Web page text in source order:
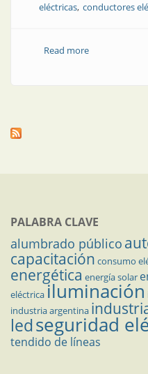
eléctricas conductores
Read moreabout
PALABRA CLAVE
alumbrado público
capacitación consumo
energética energía solar
eléctricailuminación
industria argentina
ledseguridad
tendido de líneas